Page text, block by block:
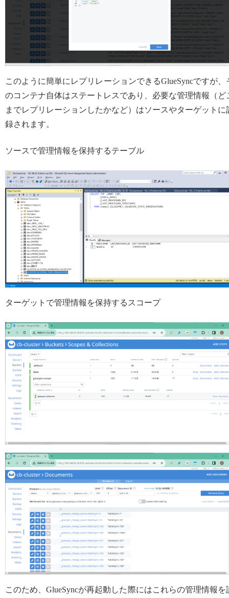
このように簡単にレプリレーションできるGlueSyncですが、
のコンテナ自体はステートレスであり、必要な管理情報（ど
までレプリレーションしたかなど）はソースやターゲットに
録されます。
ソースで管理情報を保持するテーブル
ターゲットで管理情報を保持するスコープ
このため、GlueSyncが再起動した際にはこれらの管理情報を